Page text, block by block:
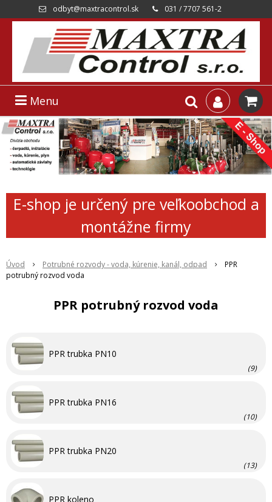
odbyt@maxtracontrol.sk 031 / 7707 561-2
Menu
E-shop je určený pre veľkoobchod a
montážne firmy
Úvod Potrubné rozvody - voda, kúrenie, kanál, odpad
PPR
potrubný rozvod voda
PPR potrubný rozvod voda
PPR trubka PN10
(9)
PPR trubka PN16
(10)
PPR trubka PN20
(13)
PPR koleno